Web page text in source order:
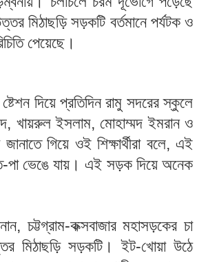
মিঠাছড়ি সড়কটি বর্তমানে পর্যটক ও
পেয়েছে।
দিয়ে প্রতিদিন রামু সদরের স্কুলে
খায়রুল ইসলাম, মোহাম্মদ ইমরান ও
গিয়ে ওই শিক্ষার্থীরা বলে, এই
পা ভেঙে যায়। এই সড়ক দিয়ে অনেক
চট্টগ্রাম-কক্সবাজার মহাসড়কের চা
মিঠাছড়ি সড়কটি। ইট-খোয়া উঠে